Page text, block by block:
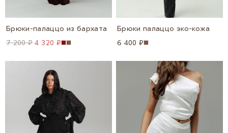
Брюки-палаццо из бархата
7 200 ₽ 4 320 ₽
Брюки палаццо эко-кожа
6 400 ₽